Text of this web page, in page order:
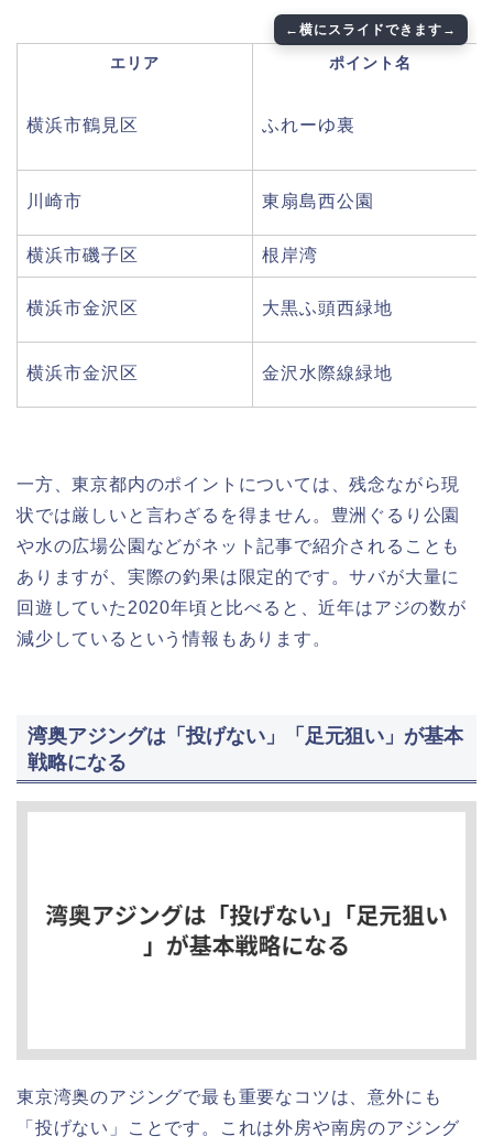
エリア ポイント名
横浜市鶴見区 ふれーゆ裏
川崎市 東扇島西公園
横浜市磯子区 根岸湾
横浜市金沢区 大黒ふ頭西緑地
横浜市金沢区 金沢水際線緑地
一方、東京都内のポイントについては、残念ながら現
状では厳しいと言わざるを得ません。豊洲ぐるり公園
や水の広場公園などがネット記事で紹介されることも
ありますが、実際の釣果は限定的です。サバが大量に
回遊していた2020年頃と比べると、近年はアジの数が
減少しているという情報もあります。
湾奥アジングは「投げない」「足元狙い」が基本
戦略になる
東京湾奥のアジングで最も重要なコツは、意外にも
「投げない」ことです。これは外房や南房のアジング